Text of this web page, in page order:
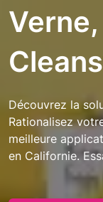
Découvrez la
Rationalisez
meilleure
en Californie.